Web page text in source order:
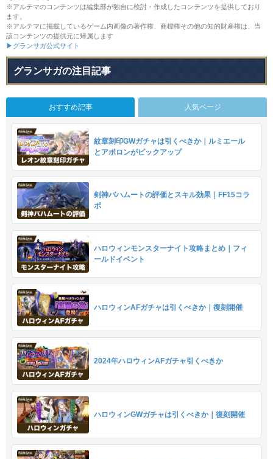
※アルテマのコンテンツは編集部が独自に検討・作成したコンテンツを提供しており
ます。
※アルテマに掲載しているゲーム内画像の著作権、商標権その他の知的財産権は、当
該コンテンツの提供元に帰属します
▶グランサガ公式サイト
グランサガの注目記事
おすすめ記事 人気ページ
紋章刻印GWガチャは引くべきか｜ルミエール
とアポロンがピックアップ
剣神バハムートの評価とスキル効果｜FF15コラ
ボ
ハロウィンモンスターナイト攻略まとめ｜フィ
ールドイベント
ハロウィンAFガチャは引くべきか｜復刻開催
2024年ハロウィンAFガチャ引くべきか
ハロウィンGWガチャは引くべきか｜復刻開催